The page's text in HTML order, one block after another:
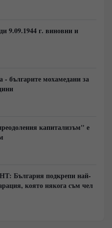
9.09.1944 г. виновни и
- българите мохамедани за
капитализъм" е
България подкрепи най-
която някога съм чел